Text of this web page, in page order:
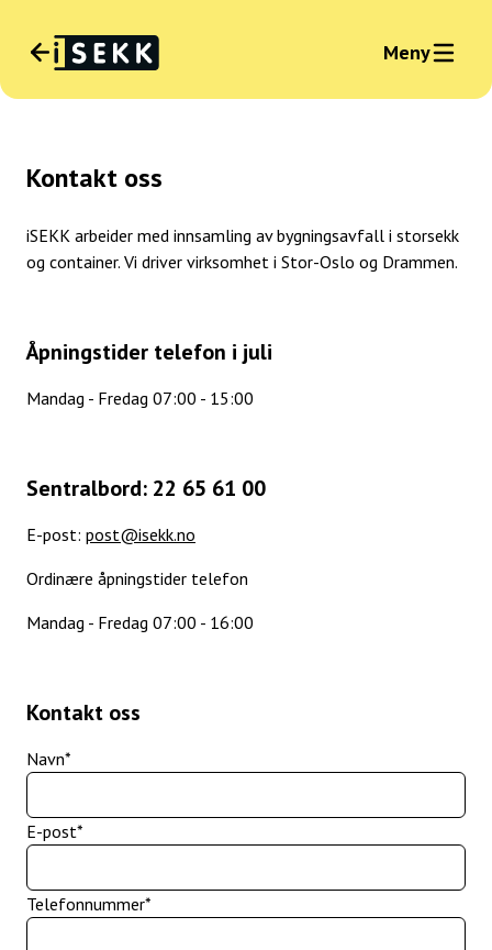
Meny
Kontakt oss
iSEKK arbeider med innsamling av bygningsavfall i storsekk
og container. Vi driver virksomhet i Stor-Oslo og Drammen.
Åpningstider telefon i juli
Mandag - Fredag 07:00 - 15:00
Sentralbord: 22 65 61 00
E-post: post@isekk.no
Ordinære åpningstider telefon
Mandag - Fredag 07:00 - 16:00
Kontakt oss
Navn*
E-post*
Telefonnummer*